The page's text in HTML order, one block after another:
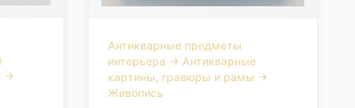
→
Антикварные предметы
интерьера → Антикварные
картины, гравюры и рамы →
Живопись